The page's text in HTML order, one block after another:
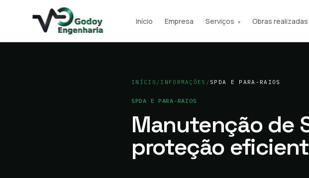
Início Empresa Serviços ▾ Obras realizadas
INÍCIO / INFORMAÇÕES / SPDA E PARA-RAIOS
SPDA E PARA-RAIOS
Manutenção de
proteção